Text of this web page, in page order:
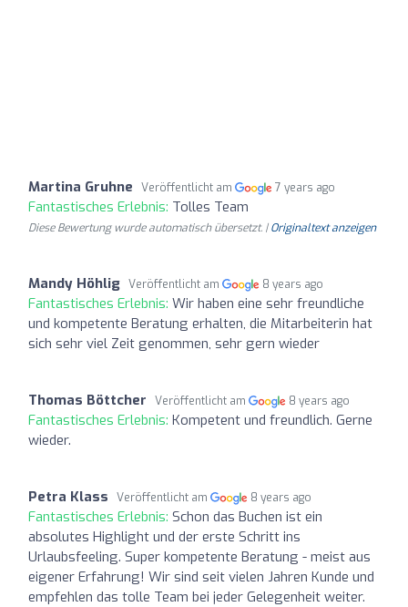
Martina Gruhne Veröffentlicht am 7 years ago
Fantastisches Erlebnis: Tolles Team
Diese Bewertung wurde automatisch übersetzt. |Originaltext anzeigen
Mandy Höhlig Veröffentlicht am 8 years ago
Fantastisches Erlebnis: Wir haben eine sehr freundliche
und kompetente Beratung erhalten, die Mitarbeiterin hat
sich sehr viel Zeit genommen, sehr gern wieder
Thomas Böttcher Veröffentlicht am 8 years ago
Fantastisches Erlebnis: Kompetent und freundlich. Gerne
wieder.
Petra Klass Veröffentlicht am 8 years ago
Fantastisches Erlebnis: Schon das Buchen ist ein
absolutes Highlight und der erste Schritt ins
Urlaubsfeeling. Super kompetente Beratung - meist aus
eigener Erfahrung! Wir sind seit vielen Jahren Kunde und
empfehlen das tolle Team bei jeder Gelegenheit weiter.